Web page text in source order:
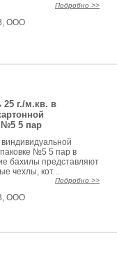
Подробно >>
ООО
25 г./м.кв. в
№5 5 пар
№5 5 пар в
бахилы представляют
чехлы, кот...
Подробно >>
ООО